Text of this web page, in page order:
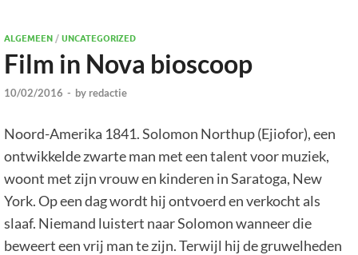
ALGEMEEN/UNCATEGORIZED
Film in Nova bioscoop
10/02/2016 - by redactie
Noord-Amerika 1841. Solomon Northup (Ejiofor), een
ontwikkelde zwarte man met een talent voor muziek,
woont met zijn vrouw en kinderen in Saratoga, New
York. Op een dag wordt hij ontvoerd en verkocht als
slaaf. Niemand luistert naar Solomon wanneer die
beweert een vrij man te zijn. Terwijl hij de gruwelheden